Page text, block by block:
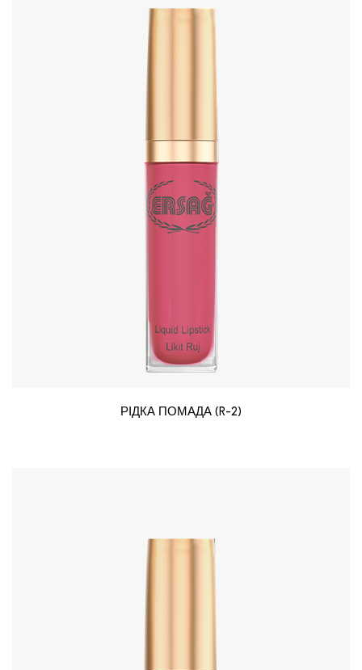
РІДКА ПОМАДА (R-2)